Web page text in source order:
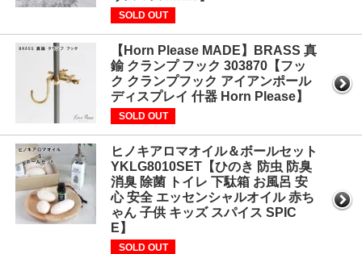
SOLD OUT
【Horn Please MADE】BRASS 真
鍮 クランプ フック 303870【フッ
ク クランプフック アイアンポール
ディスプレイ 什器 Horn Please】
SOLD OUT
ヒノキアロマオイル＆ボールセット
YKLG8010SET【ひのき 防虫 防臭
消臭 除菌 トイレ 下駄箱 お風呂 安
心 安全 エッセンシャルオイル 赤ち
ゃん 子供 キッズ スパイス SPIC
E】
SOLD OUT